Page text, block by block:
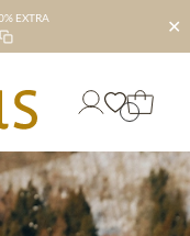
EXTRA
✕